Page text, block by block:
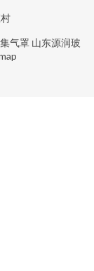
气罩 山东源润玻